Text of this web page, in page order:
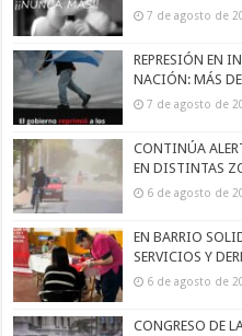
7 de agosto de
REPRESIÓN EN
NACIÓN: MÁS
7 de agosto de
CONTINÚA
EN DISTINTAS
6 de agosto de
EN BARRIO
SERVICIOS Y
6 de agosto de
CONGRESO DE